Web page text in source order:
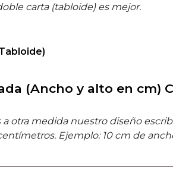
carta (tabloide) es mejor.
(Ancho y alto en cm)
otra medida nuestro diseño
Ejemplo: 10 cm de